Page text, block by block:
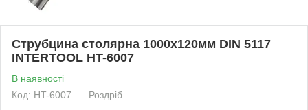
Струбцина столярна 1000х120мм DIN 5117
INTERTOOL HT-6007
В наявності
Код: HT-6007
Роздріб